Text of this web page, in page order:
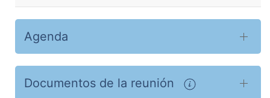
Agenda
Documentos de la reunión